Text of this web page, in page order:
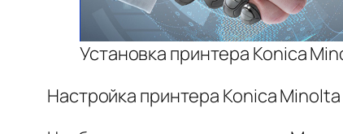
Установка принтера Konica
Настройка принтера Konica Minolta